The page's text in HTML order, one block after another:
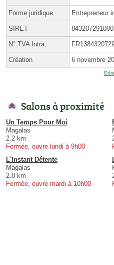
Forme juridique Entrepreneur
SIRET
N° TVA Intra.
Création 6 novembre
Salons à proximité
Un Temps Pour Moi
Magalas
2.2 km
Fermée, ouvre lundi à 9h00
L'Instant Détente
Magalas
2.8 km
Fermée, ouvre mardi à 10h00